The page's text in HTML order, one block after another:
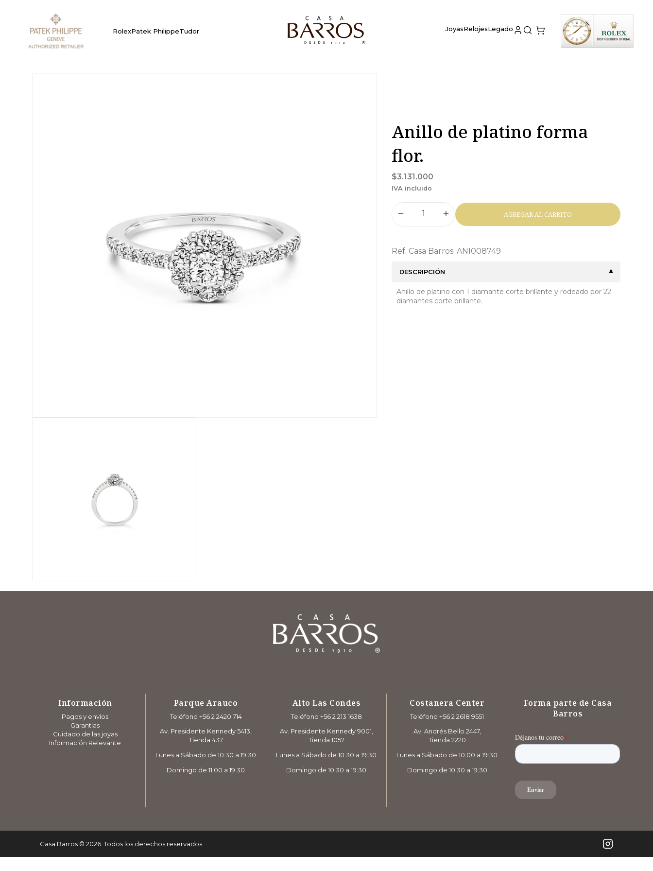
RolexPatek PhilippeTudor JoyasRelojesLegado
Anillo de platino forma
flor.
$3.131.000
IVA incluido
AGREGAR AL CARRITO
Ref. Casa Barros: ANI008749
DESCRIPCIÓN
Anillo de platino con 1 diamante corte brillante y rodeado por 22
diamantes corte brillante.
Información
Pagos y envíos
Garantías
Cuidado de las joyas
Información Relevante
Parque Arauco
Teléfono +56 2 2420 714
Av. Presidente Kennedy 5413,
Tienda 437
Lunes a Sábado de 10:30 a 19:30
Domingo de 11:00 a 19:30
Alto Las Condes
Teléfono +56 2 213 1638
Av. Presidente Kennedy 9001,
Tienda 1057
Lunes a Sábado de 10:30 a 19:30
Domingo de 10:30 a 19:30
Costanera Center
Teléfono +56 2 2618 9551
Av. Andrés Bello 2447,
Tienda 2220
Lunes a Sábado de 10:00 a 19:30
Domingo de 10:30 a 19:30
Forma parte de Casa
Barros
Casa Barros© 2026. Todos los derechos reservados.